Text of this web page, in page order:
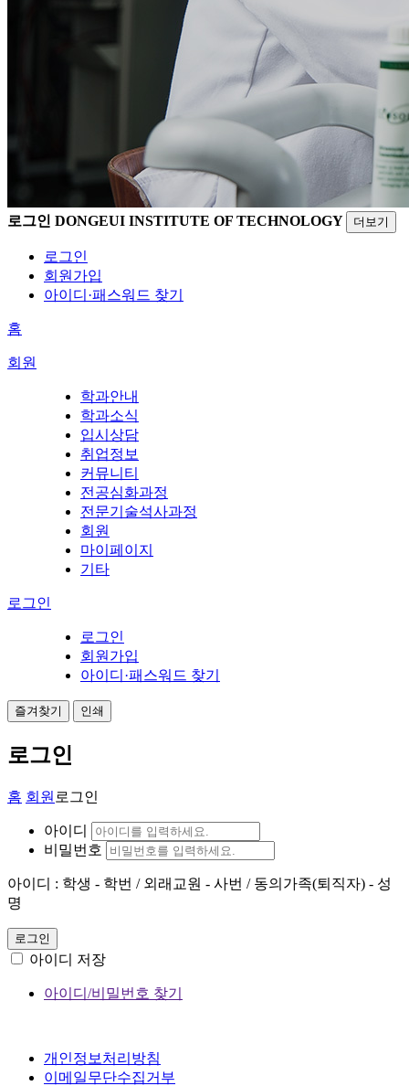
로그인 DONGEUI INSTITUTE OF TECHNOLOGY 더보기
로그인
회원가입
아이디·패스워드 찾기
홈
회원
학과안내
학과소식
입시상담
취업정보
커뮤니티
전공심화과정
전문기술석사과정
회원
마이페이지
기타
로그인
로그인
회원가입
아이디·패스워드 찾기
즐겨찾기 인쇄
로그인
홈 회원 로그인
아이디
비밀번호
아이디 : 학생 - 학번 / 외래교원 - 사번 / 동의가족(퇴직자) - 성
명
로그인
아이디 저장
아이디/비밀번호 찾기
개인정보처리방침
이메일무단수집거부